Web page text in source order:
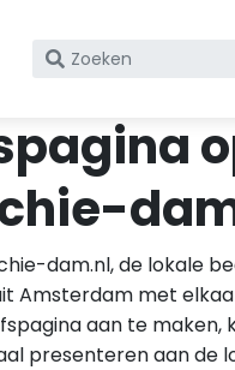
Zoek
bedrijfsnaam
of
KvK
nummer
dam.nl, de lokale
Amsterdam met
aan te maken,
presenteren aan de